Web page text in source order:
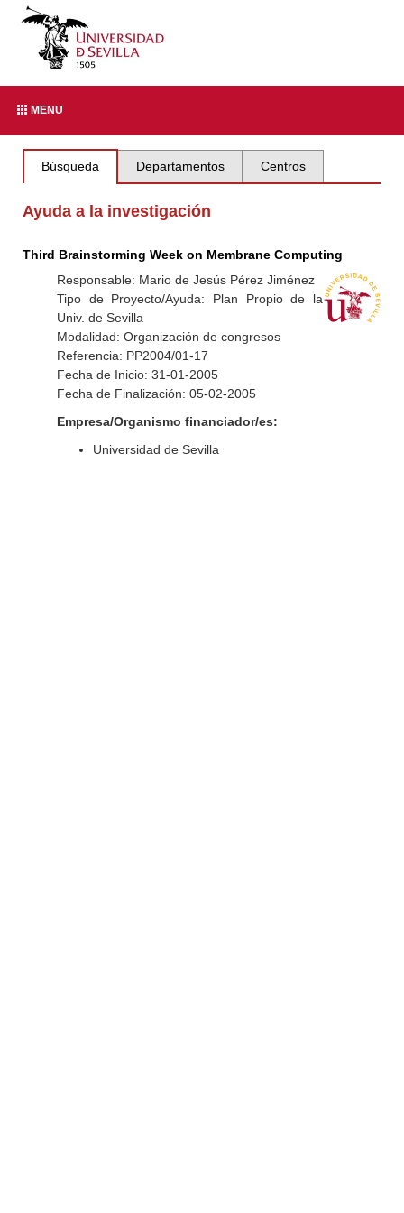
MENU
Búsqueda Departamentos Centros
Ayuda a la investigación
Third Brainstorming Week on Membrane Computing
Responsable: Mario de Jesús Pérez Jiménez
Tipo de Proyecto/Ayuda: Plan Propio de la
Univ. de Sevilla
Modalidad: Organización de congresos
Referencia: PP2004/01-17
Fecha de Inicio: 31-01-2005
Fecha de Finalización: 05-02-2005
Empresa/Organismo financiador/es:
Universidad de Sevilla